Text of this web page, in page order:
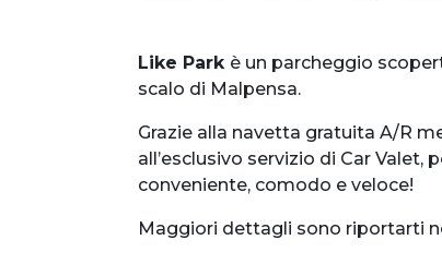
Like Park è un parcheggio
scalo di Malpensa.
Grazie alla navetta gratuita A/R
all’esclusivo servizio di Car
conveniente, comodo e veloce!
Maggiori dettagli sono riportarti